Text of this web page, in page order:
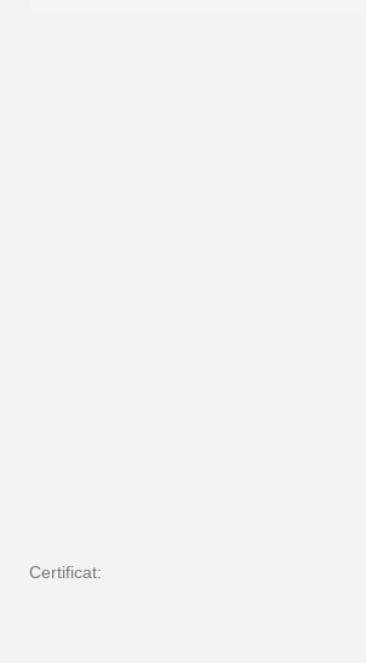
Certificat: